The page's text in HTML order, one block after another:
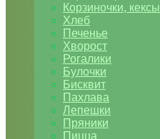
Корзиночки, кексы
Хлеб
Печенье
Хворост
Рогалики
Булочки
Бисквит
Пахлава
Лепешки
Пряники
Пицца